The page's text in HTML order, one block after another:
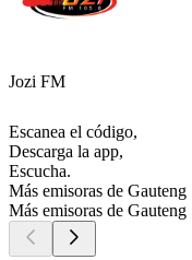
Jozi FM
Escanea el código,
Descarga la app,
Escucha.
Más emisoras de Gauteng
Más emisoras de Gauteng